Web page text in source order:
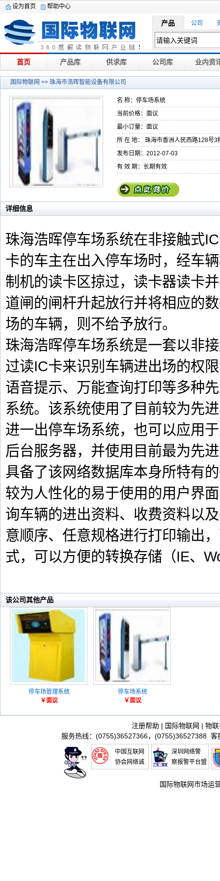
设为首页 帮助中心
产品 公司
首页 产品库 供求库 公司库 业内资
国际物联网 >> 珠海市浩晖智能设备有限公司
名 称：停车场系统
当前价格：面议
最小订量：面议
所 在 地： 珠海市香洲人民西路128号3
发布日期：2012-07-03
有 效 期：长期有效
详细信息
珠海浩晖停车场系统在非接触式
卡的车主在出入停车场时，经车
制机的读卡区掠过，读卡器读卡
道闸的闸杆升起放行并将相应的
场的车辆，则不给予放行。
珠海浩晖停车场系统是一套以非
过读IC卡来识别车辆进出场的权
语音提示、万能查询打印等多种
系统。该系统使用了目前较为先
进一出停车场系统，也可以应用
后台服务器，并使用目前最为先
具备了该网络数据库本身所特有
较为人性化的易于使用的用户界
询车辆的进出资料、收费资料以
意顺序、任意规格进行打印输出
式，可以方便的转换存储（IE、
该公司其他产品
停车场管理系统
￥面议
停车场系统
￥面议
注册帮助 | 国际物联网 | 物
服务热线：(0755)36527366，(0755)36527388 客
中国互联网
协会网络诚
深圳网络警
察报警平台盟
国际物联网市场运